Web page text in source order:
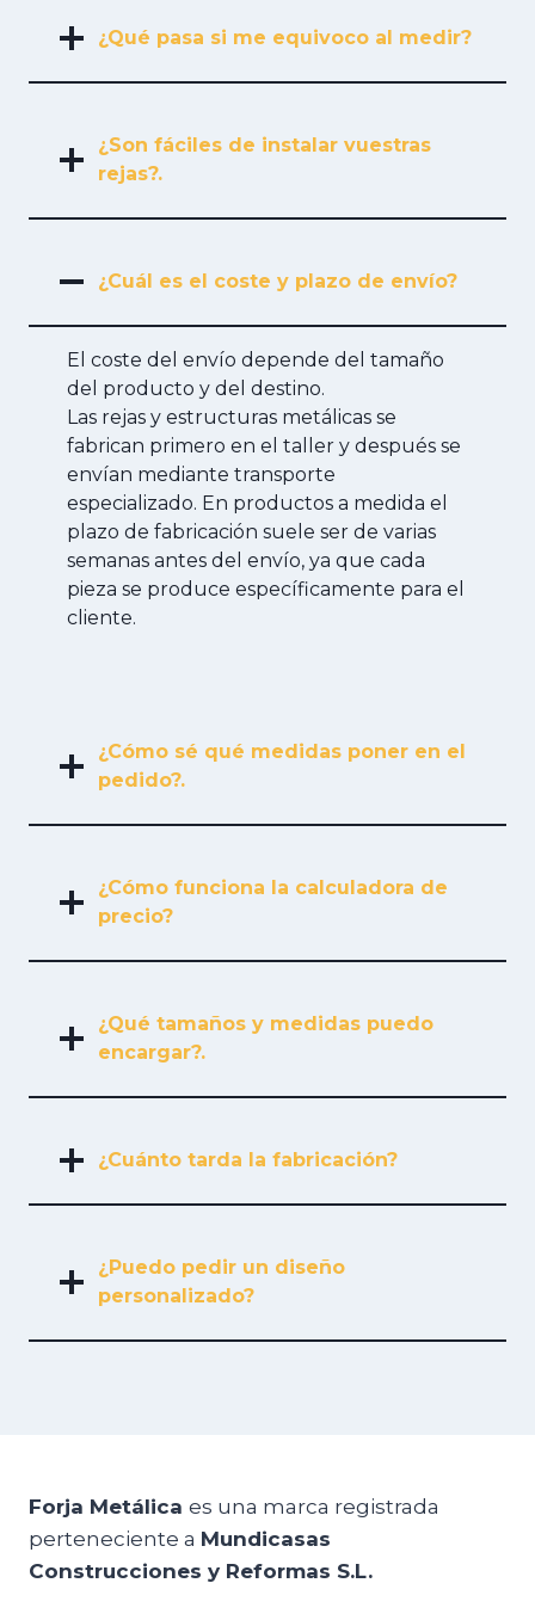
¿Qué pasa si me equivoco al medir?
¿Son fáciles de instalar vuestras
rejas?.
¿Cuál es el coste y plazo de envío?
El coste del envío depende del tamaño
del producto y del destino.
Las rejas y estructuras metálicas se
fabrican primero en el taller y después se
envían mediante transporte
especializado. En productos a medida el
plazo de fabricación suele ser de varias
semanas antes del envío, ya que cada
pieza se produce específicamente para el
cliente.
¿Cómo sé qué medidas poner en el
pedido?.
¿Cómo funciona la calculadora de
precio?
¿Qué tamaños y medidas puedo
encargar?.
¿Cuánto tarda la fabricación?
¿Puedo pedir un diseño
personalizado?
Forja Metálica es una marca registrada
perteneciente a Mundicasas
Construcciones y Reformas S.L.